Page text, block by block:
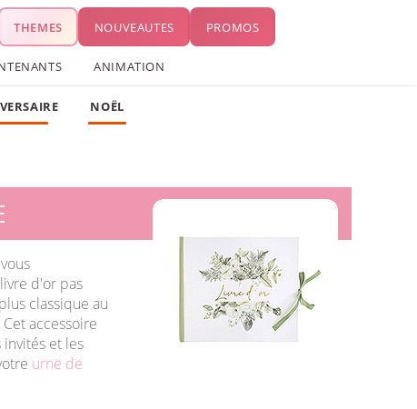
THEMES NOUVEAUTES PROMOS
ANIMATION
NOËL
d'or pas
classique au
accessoire
et les
urne de